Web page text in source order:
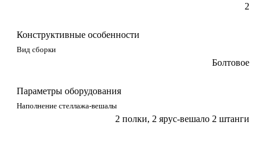
2
Конструктивные особенности
Вид сборки
Болтовое
Параметры оборудования
Наполнение стеллажа-вешалы
2 полки, 2 ярус-вешало 2 штанги